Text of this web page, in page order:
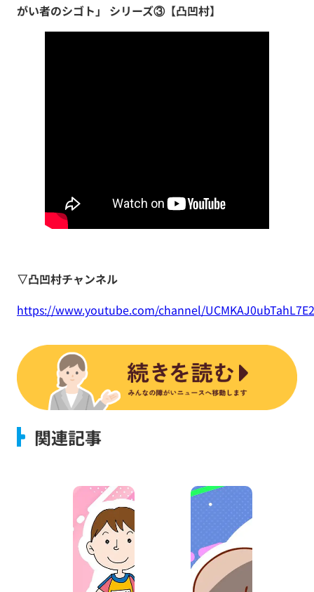
がい者のシゴト」 シリーズ③【凸凹村】
▽凸凹村チャンネル
https://www.youtube.com/channel/
関連記事